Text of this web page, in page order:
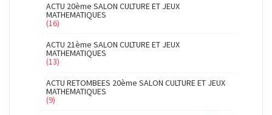
ACTU 20ème SALON CULTURE ET JEUX
MATHEMATIQUES
(16)
ACTU 21ème SALON CULTURE ET JEUX
MATHEMATIQUES
(13)
ACTU RETOMBEES 20ème SALON CULTURE ET JEUX
MATHEMATIQUES
(9)